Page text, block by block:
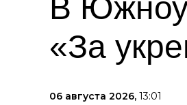
В
«За
06 августа 2026, 13:01